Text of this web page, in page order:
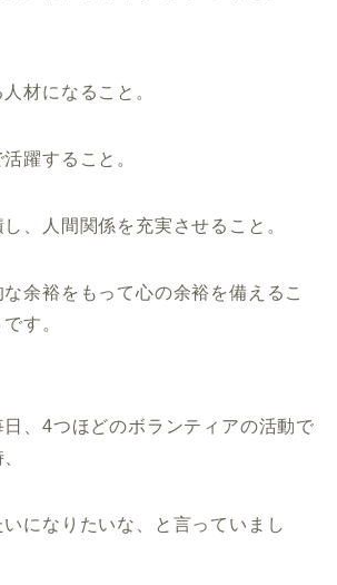
材になること。
躍すること。
、人間関係を充実させること。
余裕をもって心の余裕を備えるこ
す。
、4つほどのボランティアの活動で
になりたいな、と言っていまし